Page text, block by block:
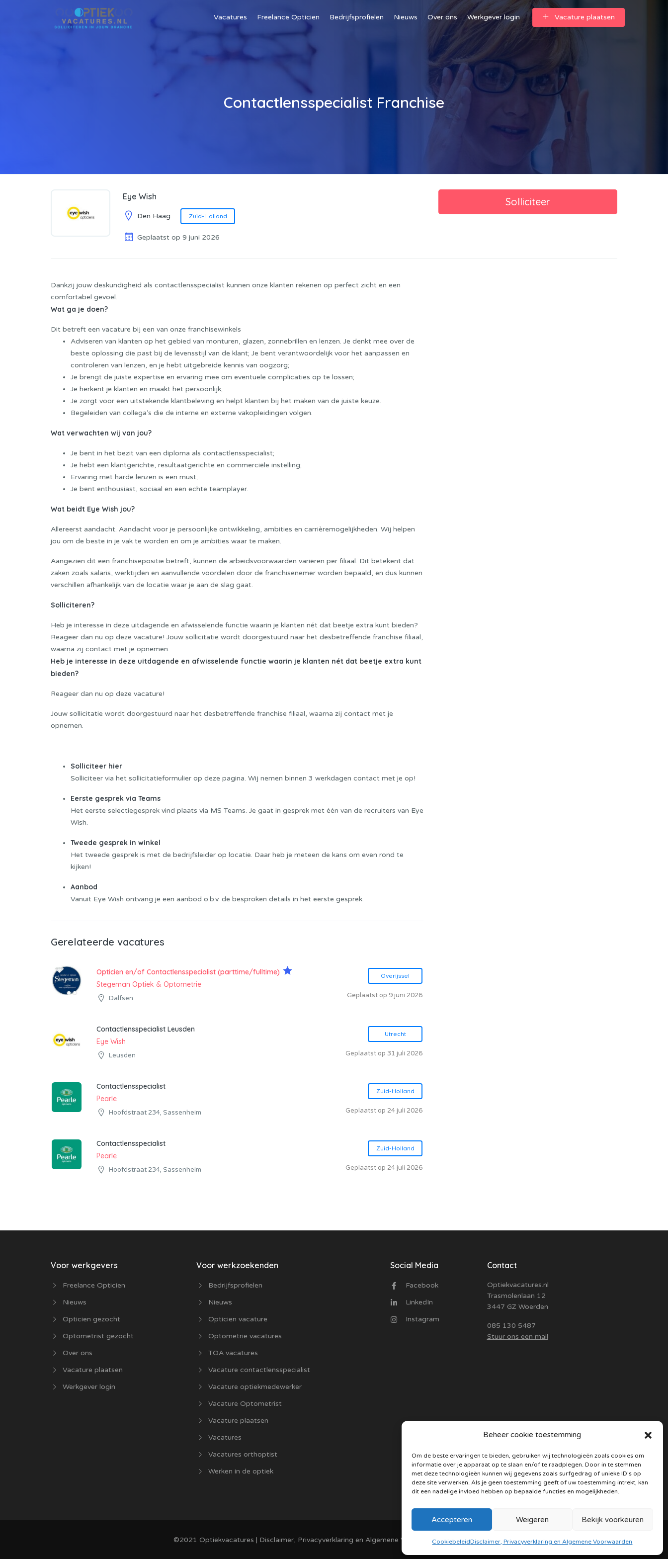
Beheer cookie toestemming
Om de beste ervaringen te bieden, gebruiken wij technologieën zoals cookies om
informatie over je apparaat op te slaan en/of te raadplegen. Door in te stemmen
met deze technologieën kunnen wij gegevens zoals surfgedrag of unieke ID's op
deze site verwerken. Als je geen toestemming geeft of uw toestemming intrekt, kan
dit een nadelige invloed hebben op bepaalde functies en mogelijkheden.
Accepteren Weigeren Bekijk voorkeuren
CookiebeleidDisclaimer, Privacyverklaring en Algemene Voorwaarden
Vacatures Freelance Opticien Bedrijfsprofielen Nieuws Over ons Werkgever login Vacature plaatsen
Contactlensspecialist Franchise
Eye Wish
Den Haag Zuid-Holland
Geplaatst op 9 juni 2026
Dankzij jouw deskundigheid als contactlensspecialist kunnen onze klanten rekenen op perfect zicht en een
comfortabel gevoel.
Wat ga je doen?
Dit betreft een vacature bij een van onze franchisewinkels
Adviseren van klanten op het gebied van monturen, glazen, zonnebrillen en lenzen. Je denkt mee over de
beste oplossing die past bij de levensstijl van de klant; Je bent verantwoordelijk voor het aanpassen en
controleren van lenzen, en je hebt uitgebreide kennis van oogzorg;
Je brengt de juiste expertise en ervaring mee om eventuele complicaties op te lossen;
Je herkent je klanten en maakt het persoonlijk;
Je zorgt voor een uitstekende klantbeleving en helpt klanten bij het maken van de juiste keuze.
Begeleiden van collega’s die de interne en externe vakopleidingen volgen.
Wat verwachten wij van jou?
Je bent in het bezit van een diploma als contactlensspecialist;
Je hebt een klantgerichte, resultaatgerichte en commerciële instelling;
Ervaring met harde lenzen is een must;
Je bent enthousiast, sociaal en een echte teamplayer.
Wat beidt Eye Wish jou?
Allereerst aandacht. Aandacht voor je persoonlijke ontwikkeling, ambities en carrièremogelijkheden. Wij helpen
jou om de beste in je vak te worden en om je ambities waar te maken.
Aangezien dit een franchisepositie betreft, kunnen de arbeidsvoorwaarden variëren per filiaal. Dit betekent dat
zaken zoals salaris, werktijden en aanvullende voordelen door de franchisenemer worden bepaald, en dus kunnen
verschillen afhankelijk van de locatie waar je aan de slag gaat.
Solliciteren?
Heb je interesse in deze uitdagende en afwisselende functie waarin je klanten nét dat beetje extra kunt bieden?
Reageer dan nu op deze vacature! Jouw sollicitatie wordt doorgestuurd naar het desbetreffende franchise filiaal,
waarna zij contact met je opnemen.
Heb je interesse in deze uitdagende en afwisselende functie waarin je klanten nét dat beetje extra kunt
bieden?
Reageer dan nu op deze vacature!
Jouw sollicitatie wordt doorgestuurd naar het desbetreffende franchise filiaal, waarna zij contact met je
opnemen.
Solliciteer hier
Solliciteer via het sollicitatieformulier op deze pagina. Wij nemen binnen 3 werkdagen contact met je op!
Eerste gesprek via Teams
Het eerste selectiegesprek vind plaats via MS Teams. Je gaat in gesprek met één van de recruiters van Eye
Wish.
Tweede gesprek in winkel
Het tweede gesprek is met de bedrijfsleider op locatie. Daar heb je meteen de kans om even rond te
kijken!
Aanbod
Vanuit Eye Wish ontvang je een aanbod o.b.v. de besproken details in het eerste gesprek.
Gerelateerde vacatures
Opticien en/of Contactlensspecialist (parttime/fulltime)
Stegeman Optiek & Optometrie
Dalfsen
Overijssel
Geplaatst op 9 juni 2026
Contactlensspecialist Leusden
Eye Wish
Leusden
Utrecht
Geplaatst op 31 juli 2026
Contactlensspecialist
Pearle
Hoofdstraat 234, Sassenheim
Zuid-Holland
Geplaatst op 24 juli 2026
Contactlensspecialist
Pearle
Hoofdstraat 234, Sassenheim
Zuid-Holland
Geplaatst op 24 juli 2026
Voor werkgevers
Freelance Opticien
Nieuws
Opticien gezocht
Optometrist gezocht
Over ons
Vacature plaatsen
Werkgever login
Voor werkzoekenden
Bedrijfsprofielen
Nieuws
Opticien vacature
Optometrie vacatures
TOA vacatures
Vacature contactlensspecialist
Vacature optiekmedewerker
Vacature Optometrist
Vacature plaatsen
Vacatures
Vacatures orthoptist
Werken in de optiek
Social Media
Facebook
LinkedIn
Instagram
Contact
Optiekvacatures.nl
Trasmolenlaan 12
3447 GZ Woerden
085 130 5487
Stuur ons een mail
©2021 Optiekvacatures | Disclaimer, Privacyverklaring en Algemene Voorwaarden|Cookie beleid